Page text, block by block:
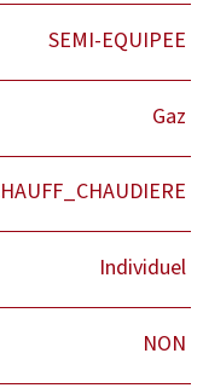
SEMI-EQUIPEE
Gaz
Individuel
NON